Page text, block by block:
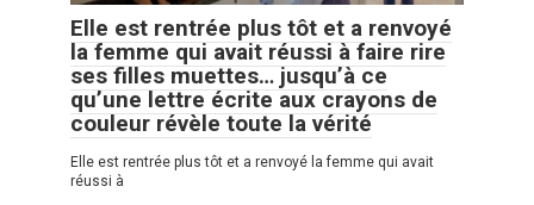
Elle est rentrée plus tôt et a renvoyé
la femme qui avait réussi à faire rire
ses filles muettes… jusqu’à ce
qu’une lettre écrite aux crayons de
couleur révèle toute la vérité
Elle est rentrée plus tôt et a renvoyé la femme qui avait
réussi à